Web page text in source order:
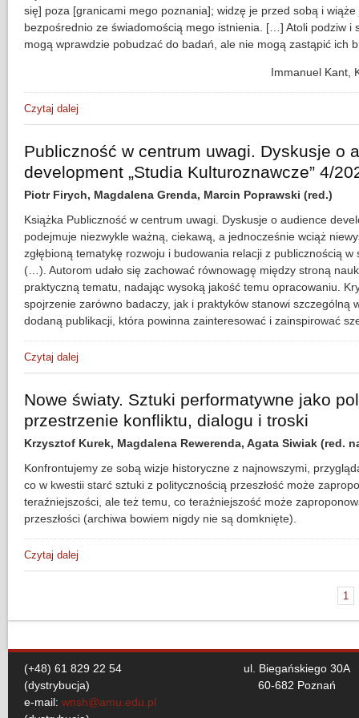
się] poza [granicami mego poznania]; widzę je przed sobą i wiąże
bezpośrednio ze świadomością mego istnienia. […] Atoli podziw i
mogą wprawdzie pobudzać do badań, ale nie mogą zastąpić ich
Immanuel Kant,
Czytaj dalej
Publiczność w centrum uwagi. Dyskusje o
development „Studia Kulturoznawcze” 4/
Piotr Firych, Magdalena Grenda, Marcin Poprawski (red.)
Książka Publiczność w centrum uwagi. Dyskusje o audience
podejmuje niezwykle ważną, ciekawą, a jednocześnie wciąż
zgłębioną tematykę rozwoju i budowania relacji z publicznością w
(…). Autorom udało się zachować równowagę między stroną
praktyczną tematu, nadając wysoką jakość temu opracowaniu.
spojrzenie zarówno badaczy, jak i praktyków stanowi szczególną
dodaną publikacji, która powinna zainteresować i zainspirować
Czytaj dalej
Nowe światy. Sztuki performatywne jako
przestrzenie konfliktu, dialogu i troski
Krzysztof Kurek, Magdalena Rewerenda, Agata Siwiak (red.
Konfrontujemy ze sobą wizje historyczne z najnowszymi,
co w kwestii starć sztuki z politycznością przeszłość może
teraźniejszości, ale też temu, co teraźniejszość może
przeszłości (archiwa bowiem nigdy nie są domknięte).
Czytaj dalej
Strony
1
(+48) 61 829 22 54
(dystrybucja)
e-mail: wnsh@amu.edu.pl
ul. Biegańskiego 30A
60-682 Poznań